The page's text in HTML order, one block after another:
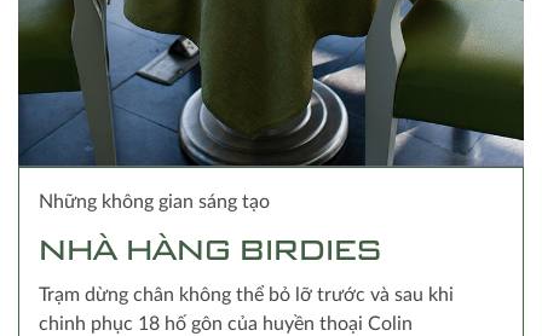
Những không gian sáng tạo
NHÀ HÀNG BIRDIES
Trạm dừng chân không thể bỏ lỡ trước và sau khi
chinh phục 18 hố gôn của huyền thoại Colin
THƯỞNG THỨC ẨM THỰC
GIỮA KHÔNG GIAN
THOÁNG ĐÁNG
NIỀM VUI BẤT TẬN
Những ý tưởng sáng tạo của bạn sẽ được chắp cánh
bởi những không gian đầy cảm hứng của Montgomerie
Links. Diện tích phủ xanh rộng 2 hécta tại Sân tập với